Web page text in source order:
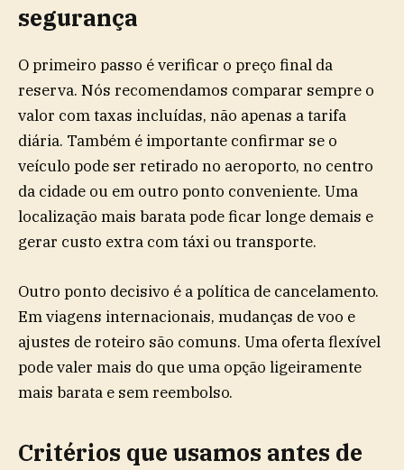
segurança
O primeiro passo é verificar o preço final da
reserva. Nós recomendamos comparar sempre o
valor com taxas incluídas, não apenas a tarifa
diária. Também é importante confirmar se o
veículo pode ser retirado no aeroporto, no centro
da cidade ou em outro ponto conveniente. Uma
localização mais barata pode ficar longe demais e
gerar custo extra com táxi ou transporte.
Outro ponto decisivo é a política de cancelamento.
Em viagens internacionais, mudanças de voo e
ajustes de roteiro são comuns. Uma oferta flexível
pode valer mais do que uma opção ligeiramente
mais barata e sem reembolso.
Critérios que usamos antes de